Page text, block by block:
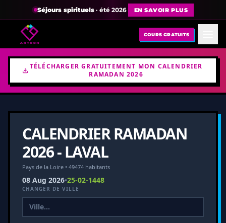
Séjours spirituels· été 2026 EN SAVOIR PLUS
COURS GRATUITS
TÉLÉCHARGER GRATUITEMENT MON CALENDRIER
RAMADAN 2026
CALENDRIER RAMADAN
2026 - LAVAL
Pays de la Loire • 49474 habitants
08 Aug 2026•25-02-1448
CHANGER DE VILLE